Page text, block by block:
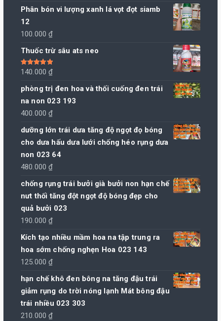
Phân bón vi lượng xanh lá vọt đọt siamb
12
100.000₫
Thuốc trừ sâu ats neo
Được xếp
5
140.000₫
phòng trị đen hoa và thối cuống đen trái
na non 023 193
400.000₫
dưỡng lớn trái dưa tăng độ ngọt đọ bóng
cho dưa hấu dưa lưới chống héo rụng dưa
non 023 64
480.000₫
chống rụng trái bưởi già bưởi non hạn chế
nưt thối tăng đột ngọt độ bóng đẹp cho
quả bưởi 023
190.000₫
Kích tạo nhiều mầm hoa na tập trung ra
hoa sớm chống nghẹn Hoa 023 143
125.000₫
hạn chế khô đen bông na tăng đậu trái
giảm rụng do trời nóng lạnh Mát bông đậu
trái nhiều 023 303
210.000₫